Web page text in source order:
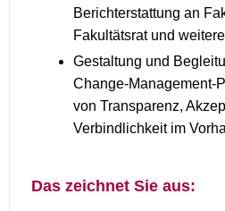
Berichterstattung an
Fakultätsrat und
Gestaltung und
Change-Management-
von Transparenz,
Verbindlichkeit im
Das zeichnet Sie aus: